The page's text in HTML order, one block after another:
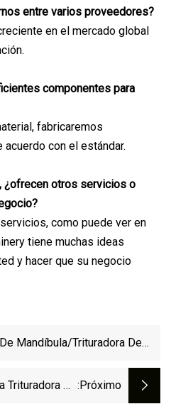
entre varios proveedores?
en el mercado global
componentes para
fabricaremos
con el estándar.
¿ofrecen otros servicios o
como puede ver en
tiene muchas ideas
y hacer que su negocio
Mandíbula/trituradora De
Cono Con Alta Resistencia Al
De :próximo